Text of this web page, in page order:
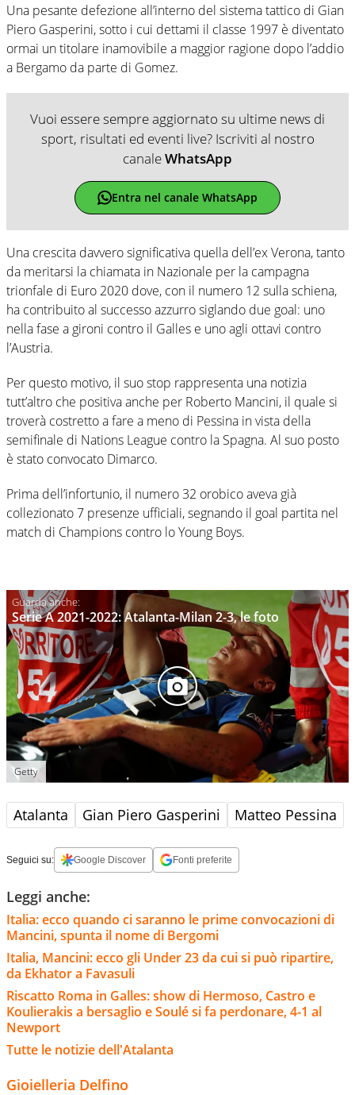
Una pesante defezione all’interno del sistema tattico di Gian
Piero Gasperini, sotto i cui dettami il classe 1997 è diventato
ormai un titolare inamovibile a maggior ragione dopo l’addio
a Bergamo da parte di Gomez.
Vuoi essere sempre aggiornato su ultime news di
sport, risultati ed eventi live? Iscriviti al nostro
canaleWhatsApp
Entra nel canale WhatsApp
Una crescita davvero significativa quella dell’ex Verona, tanto
da meritarsi la chiamata in Nazionale per la campagna
trionfale di Euro 2020 dove, con il numero 12 sulla schiena,
ha contribuito al successo azzurro siglando due goal: uno
nella fase a gironi contro il Galles e uno agli ottavi contro
l’Austria.
Per questo motivo, il suo stop rappresenta una notizia
tutt’altro che positiva anche per Roberto Mancini, il quale si
troverà costretto a fare a meno di Pessina in vista della
semifinale di Nations League contro la Spagna. Al suo posto
è stato convocato Dimarco.
Prima dell’infortunio, il numero 32 orobico aveva già
collezionato 7 presenze ufficiali, segnando il goal partita nel
match di Champions contro lo Young Boys.
Serie A 2021-2022: Atalanta-Milan 2-3, le foto
Getty
Atalanta Gian Piero Gasperini Matteo Pessina
Seguici su: Google Discover Fonti preferite
Leggi anche:
Italia: ecco quando ci saranno le prime convocazioni di
Mancini, spunta il nome di Bergomi
Italia, Mancini: ecco gli Under 23 da cui si può ripartire,
da Ekhator a Favasuli
Riscatto Roma in Galles: show di Hermoso, Castro e
Koulierakis a bersaglio e Soulé si fa perdonare, 4-1 al
Newport
Tutte le notizie dell'Atalanta
Gioielleria Delfino